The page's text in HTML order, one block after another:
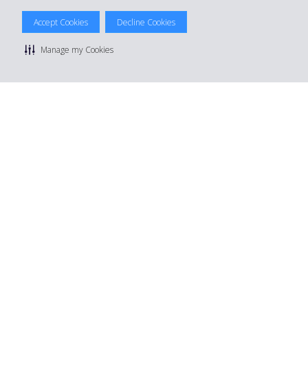
Accept Cookies Decline Cookies
Manage my Cookies
© 2026 The Hertz System, Inc.
Politique de confidentialité | Conditions d'utilisation du site
Conditions de location
Gérer mes cookies